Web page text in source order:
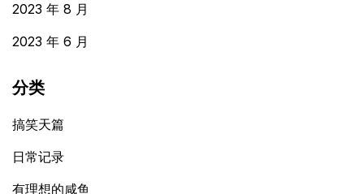
2023 年 8 月
2023 年 6 月
分类
搞笑天篇
日常记录
有理想的咸鱼